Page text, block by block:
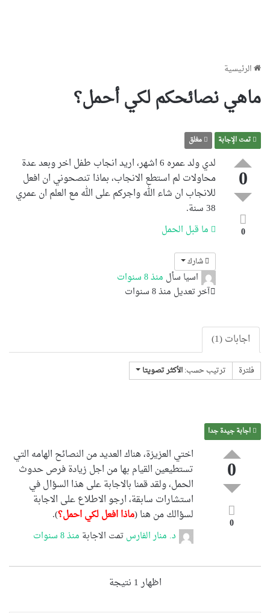
الرئيسية
ماهي نصائحكم لكي أحمل؟
تمت الإجابة مغلق
0
0
لدي ولد عمره 6 اشهر، اريد انجاب طفل اخر وبعد عدة
محاولات لم استطع الانجاب، بماذا تنصحوني ان افعل
للانجاب ان شاء الله واجركم على الله مع العلم ان عمري
38 سنة.
ما قبل الحمل
شارك
اسيا سأل منذ 8 سنوات
آخر تعديل منذ 8 سنوات
اجابات (1)
فلترة ترتيب حسب:الأكثر تصويتا
اجابة جيدة جدا
0
0
اختي العزيزة، هناك العديد من النصائح الهامه التي
تستطيعين القيام بها من اجل زيادة فرص حدوث
الحمل، ولقد قمنا بالاجابة على هذا السؤال في
استشارات سابقة، ارجو الاطلاع على الاجابة
لسؤالك من هنا (ماذا افعل لكي احمل؟).
د. منار الفارستمت الاجابة منذ 8 سنوات
اظهار 1 نتيجة